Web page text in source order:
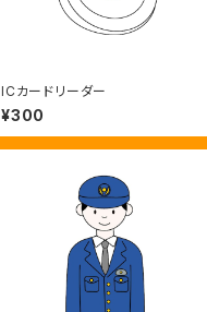
ICカードリーダー
¥300